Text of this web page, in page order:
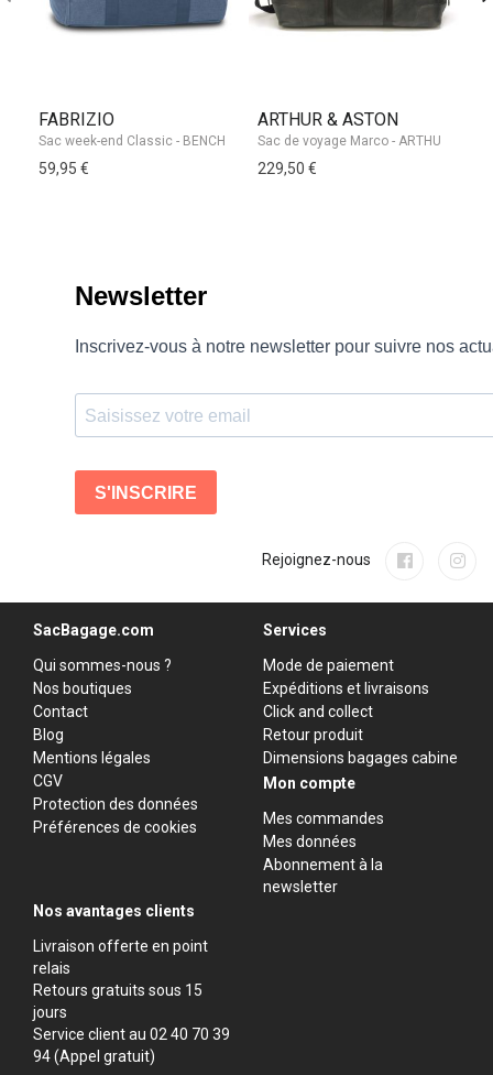
FABRIZIO
Sac week-end Classic - BENCH
59,95 €
ARTHUR & ASTON
229,50 €
Rejoignez-nous
SacBagage.com
Qui sommes-nous ?
Nos boutiques
Contact
Blog
Mentions légales
CGV
Protection des données
Préférences de cookies
Services
Mode de paiement
Expéditions et livraisons
Click and collect
Retour produit
Dimensions bagages cabine
Mon compte
Mes commandes
Mes données
Abonnement à la
newsletter
Nos avantages clients
Livraison offerte en point
relais
Retours gratuits sous 15
jours
Service client au 02 40 70 39
94 (Appel gratuit)